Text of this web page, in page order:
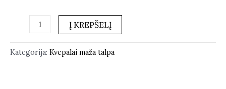
Į KREPŠELĮ
Kategorija: Kvepalai maža talpa